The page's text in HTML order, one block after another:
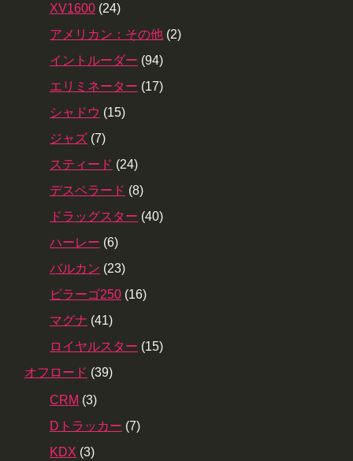
XV1600 (24)
アメリカン：その他 (2)
イントルーダー (94)
エリミネーター (17)
シャドウ (15)
ジャズ (7)
スティード (24)
デスペラード (8)
ドラッグスター (40)
ハーレー (6)
バルカン (23)
ビラーゴ250 (16)
マグナ (41)
ロイヤルスター (15)
オフロード (39)
CRM (3)
Dトラッカー (7)
KDX (3)